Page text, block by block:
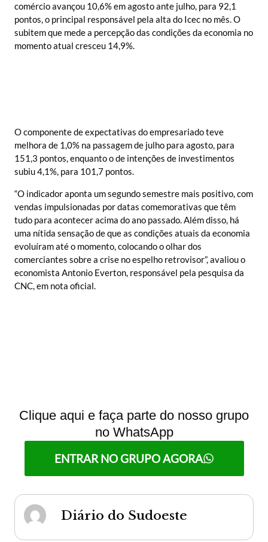
comércio avançou 10,6% em agosto ante julho, para 92,1
pontos, o principal responsável pela alta do Icec no mês. O
subitem que mede a percepção das condições da economia no
momento atual cresceu 14,9%.
O componente de expectativas do empresariado teve
melhora de 1,0% na passagem de julho para agosto, para
151,3 pontos, enquanto o de intenções de investimentos
subiu 4,1%, para 101,7 pontos.
“O indicador aponta um segundo semestre mais positivo, com
vendas impulsionadas por datas comemorativas que têm
tudo para acontecer acima do ano passado. Além disso, há
uma nítida sensação de que as condições atuais da economia
evoluíram até o momento, colocando o olhar dos
comerciantes sobre a crise no espelho retrovisor”, avaliou o
economista Antonio Everton, responsável pela pesquisa da
CNC, em nota oficial.
Clique aqui e faça parte do nosso grupo
no WhatsApp
ENTRAR NO GRUPO AGORA
Diário do Sudoeste